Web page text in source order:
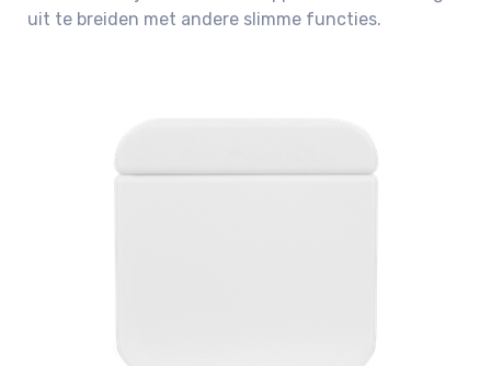
uit te breiden met andere slimme functies.